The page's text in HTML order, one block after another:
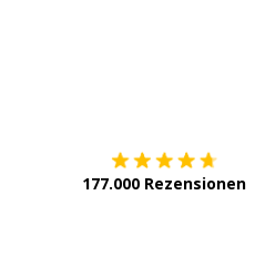
177.000 Rezensionen